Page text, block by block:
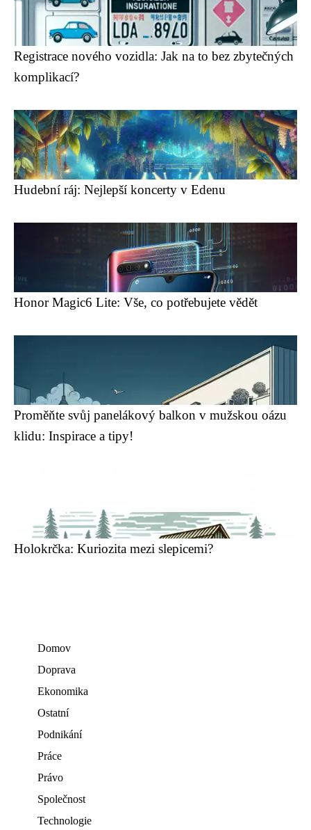
Registrace nového vozidla: Jak na to bez zbytečných
komplikací?
Hudební ráj: Nejlepší koncerty v Edenu
Honor Magic6 Lite: Vše, co potřebujete vědět
Proměňte svůj panelákový balkon v mužskou oázu
klidu: Inspirace a tipy!
Holokrčka: Kuriozita mezi slepicemi?
Domov
Doprava
Ekonomika
Ostatní
Podnikání
Práce
Právo
Společnost
Technologie